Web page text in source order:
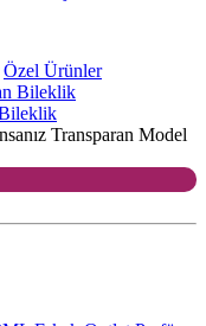
Özel Ürünler
Transparan Model